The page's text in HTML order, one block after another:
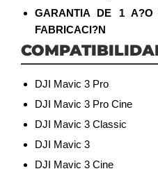
GARANTIA DE 1 A?O
FABRICACI?N
DJI Mavic 3 Pro
DJI Mavic 3 Pro Cine
DJI Mavic 3 Classic
DJI Mavic 3
DJI Mavic 3 Cine